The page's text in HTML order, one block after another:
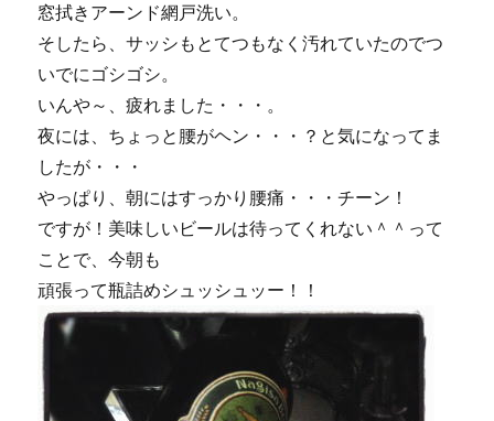
窓拭きアーンド網戸洗い。
そしたら、サッシもとてつもなく汚れていたのでつ
いでにゴシゴシ。
いんや～、疲れました・・・。
夜には、ちょっと腰がヘン・・・？と気になってま
したが・・・
やっぱり、朝にはすっかり腰痛・・・チーン！
ですが！美味しいビールは待ってくれない＾＾って
ことで、今朝も
頑張って瓶詰めシュッシュッー！！